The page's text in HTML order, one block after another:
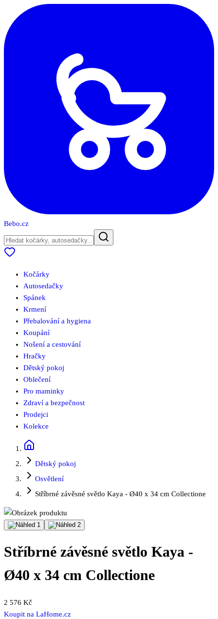
Bebo.cz
Kočárky
Autosedačky
Spánek
Krmení
Přebalování a hygiena
Koupání
Nošení a cestování
Hračky
Dětský pokoj
Oblečení
Pro maminky
Zdraví a bezpečnost
Prodejci
Kolekce
Dětský pokoj
Osvětlení
Stříbrné závěsné světlo Kaya - Ø40 x 34 cm Collectione
Stříbrné závěsné světlo Kaya -
Ø40 x 34 cm Collectione
2 576 Kč
Koupit na LaHome.cz